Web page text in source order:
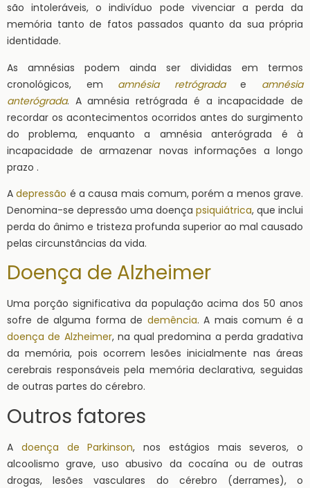
são intoleráveis, o indivíduo pode vivenciar a perda da
memória tanto de fatos passados quanto da sua própria
identidade.
As amnésias podem ainda ser divididas em termos
cronológicos, em amnésia retrógradae amnésia
anterógrada. A amnésia retrógrada é a incapacidade de
recordar os acontecimentos ocorridos antes do surgimento
do problema, enquanto a amnésia anterógrada é à
incapacidade de armazenar novas informações a longo
prazo .
Adepressão é a causa mais comum, porém a menos grave.
Denomina-se depressão uma doença psiquiátrica, que inclui
perda do ânimo e tristeza profunda superior ao mal causado
pelas circunstâncias da vida.
Doença de Alzheimer
Uma porção significativa da população acima dos 50 anos
sofre de alguma forma de demência. A mais comum é a
doença de Alzheimer, na qual predomina a perda gradativa
da memória, pois ocorrem lesões inicialmente nas áreas
cerebrais responsáveis pela memória declarativa, seguidas
de outras partes do cérebro.
Outros fatores
A doença de Parkinson, nos estágios mais severos, o
alcoolismo grave, uso abusivo da cocaína ou de outras
drogas, lesões vasculares do cérebro (derrames), o